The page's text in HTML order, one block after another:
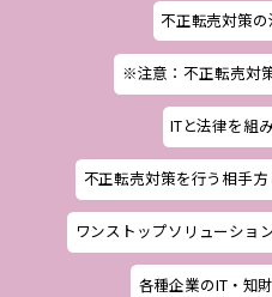
不正転売対策
※注意：不正転売対
ITと法律を組
不正転売対策を行う相手
ワンストップソリューショ
各種企業のIT・知